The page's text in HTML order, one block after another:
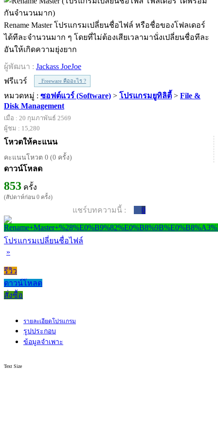
Rename Master โปรแกรมเปลี่ยนชื่อไฟล์ หรือชื่อของโฟลเดอร์
ได้ทีละจำนวนมาก ๆ โดยที่ไม่ต้องเสียเวลามานั่งเปลี่ยนชื่อทีละ
อันให้เกิดความยุ่งยาก
ผู้พัฒนา : Jackass JoeJoe
ฟรีแวร์
Freeware คืออะไร ?
หมวดหมู่ : ซอฟต์แวร์ (Software) > โปรแกรมยูทิลิตี้ > File &
Disk Management
เมื่อ : 20 กุมภาพันธ์ 2569
ผู้ชม : 15,280
โหวตให้คะแนน
คะแนนโหวต 0 (0 ครั้ง)
ดาวน์โหลด
853 ครั้ง
(สัปดาห์ก่อน 0 ครั้ง)
แชร์บทความนี้ : 0
โปรแกรมเปลี่ยนชื่อไฟล์
»
รีวิว
ดาวน์โหลด
สั่งซื้อ
รายละเอียดโปรแกรม
รูปประกอบ
ข้อมูลจำเพาะ
Text Size